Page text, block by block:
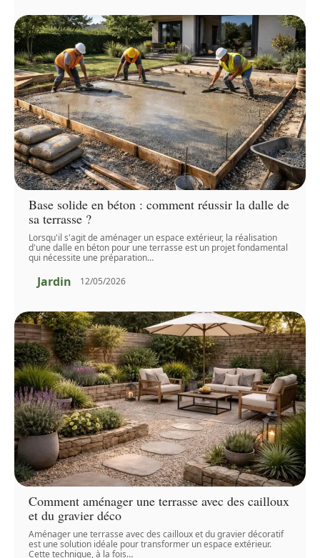
Base solide en béton : comment réussir la dalle de
sa terrasse ?
Lorsqu'il s'agit de aménager un espace extérieur, la réalisation
d'une dalle en béton pour une terrasse est un projet fondamental
qui nécessite une préparation…
Jardin 12/05/2026
Comment aménager une terrasse avec des cailloux
et du gravier déco
Aménager une terrasse avec des cailloux et du gravier décoratif
est une solution idéale pour transformer un espace extérieur.
Cette technique, à la fois…